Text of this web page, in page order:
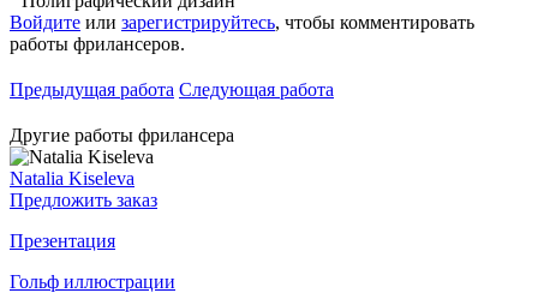
Войдите или зарегистрируйтесь, чтобы комментировать
работы фрилансеров.
Предыдущая работа Следующая работа
Другие работы фрилансера
Natalia Kiseleva
Предложить заказ
Презентация
Гольф иллюстрации